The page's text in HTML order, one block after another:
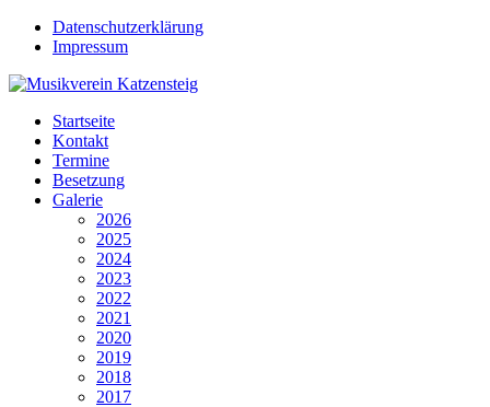
Datenschutzerklärung
Impressum
Startseite
Kontakt
Termine
Besetzung
Galerie
2026
2025
2024
2023
2022
2021
2020
2019
2018
2017